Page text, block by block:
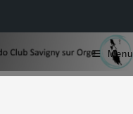
Menu